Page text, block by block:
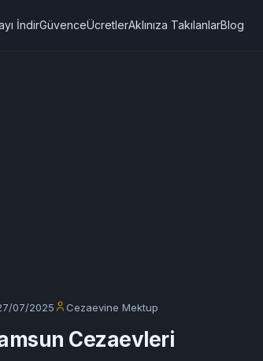
İndirGüvenceÜcretlerAklınıza TakılanlarBlog
07/2025 Cezaevine Mektup
Cezaevleri